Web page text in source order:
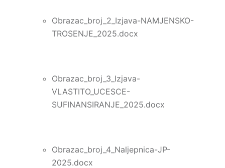
Obrazac_broj_2_Izjava-NAMJENSKO-
TROSENJE_2025.docx
Obrazac_broj_3_Izjava-
VLASTITO_UCESCE-
SUFINANSIRANJE_2025.docx
Obrazac_broj_4_Naljepnica-JP-
2025.docx